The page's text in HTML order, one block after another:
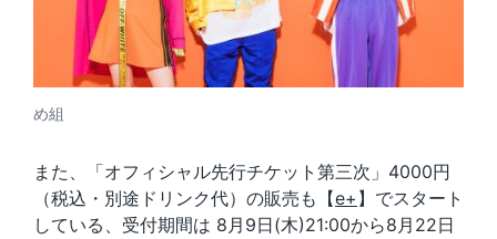
め組
また、「オフィシャル先行チケット第三次」4000円
（税込・別途ドリンク代）の販売も【e+ 】でスタート
している、受付期間は 8月9日(木)21:00から8月22日